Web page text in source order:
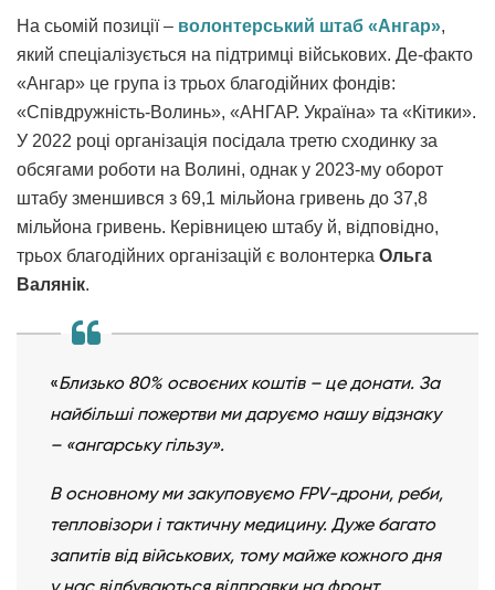
На сьомій позиції – волонтерський штаб «Ангар»,
який спеціалізується на підтримці військових. Де-факто
«Ангар» це група із трьох благодійних фондів:
«Співдружність-Волинь», «АНГАР. Україна» та «Кітики».
У 2022 році організація посідала третю сходинку за
обсягами роботи на Волині, однак у 2023-му оборот
штабу зменшився з 69,1 мільйона гривень до 37,8
мільйона гривень. Керівницею штабу й, відповідно,
трьох благодійних організацій є волонтерка Ольга
Валянік.
«Близько 80% освоєних коштів – це донати. За
найбільші пожертви ми даруємо нашу відзнаку
– «ангарську гільзу».
В основному ми закуповуємо FPV-дрони, реби,
тепловізори і тактичну медицину. Дуже багато
запитів від військових, тому майже кожного дня